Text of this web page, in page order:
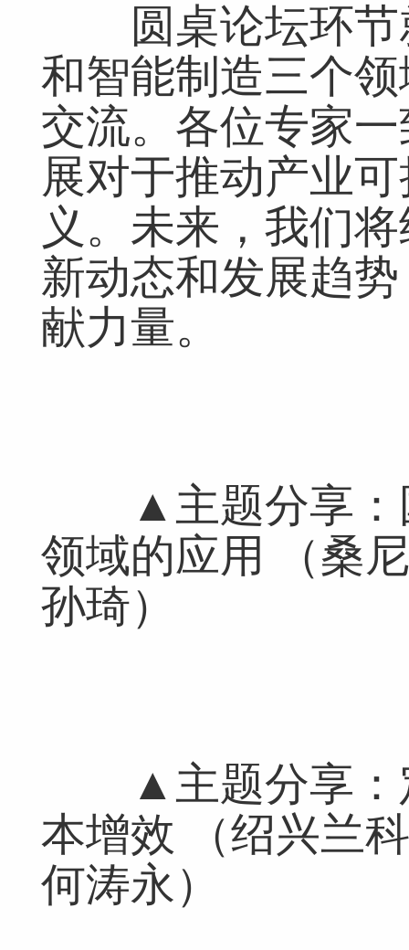
圆桌论坛环节
和智能制造三个
交流。各位专家
展对于推动产业
义。未来，我们
新动态和发展趋
献力量。
▲主题分享：
领域的应用 （桑
孙琦）
▲主题分享：
本增效 （绍兴兰
何涛永）